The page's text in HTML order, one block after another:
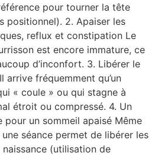
pour tourner la tête
positionnel). 2. Apaiser les
reflux et constipation Le
est encore immature, ce
d’inconfort. 3. Libérer le
arrive fréquemment qu’un
« coule » ou qui stagne à
étroit ou compressé. 4. Un
pour un sommeil apaisé Même
séance permet de libérer les
(utilisation de